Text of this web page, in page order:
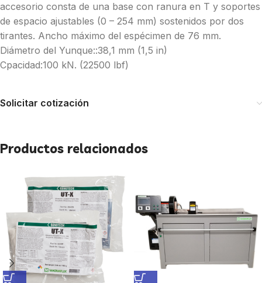
accesorio consta de una base con ranura en T y soportes
de espacio ajustables (0 – 254 mm) sostenidos por dos
tirantes. Ancho máximo del espécimen de 76 mm.
Diámetro del Yunque::38,1 mm (1,5 in)
Cpacidad:100 kN. (22500 lbf)
Solicitar cotización
Productos relacionados